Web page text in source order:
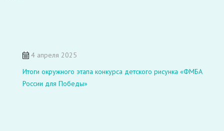
4 апреля 2025
Итоги окружного этапа конкурса детского рисунка «ФМБА
России для Победы»